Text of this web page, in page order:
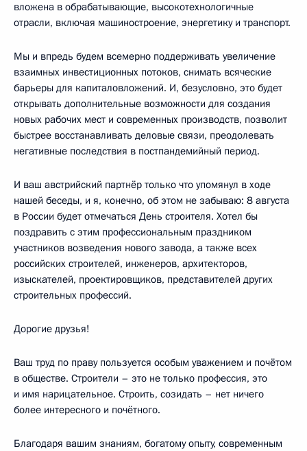
вложена в обрабатывающие, высокотехнологичные
отрасли, включая машиностроение, энергетику и транспорт.
Мы и впредь будем всемерно поддерживать увеличение
взаимных инвестиционных потоков, снимать всяческие
барьеры для капиталовложений. И, безусловно, это будет
открывать дополнительные возможности для создания
новых рабочих мест и современных производств, позволит
быстрее восстанавливать деловые связи, преодолевать
негативные последствия в постпандемийный период.
И ваш австрийский партнёр только что упомянул в ходе
нашей беседы, и я, конечно, об этом не забываю: 8 августа
в России будет отмечаться День строителя. Хотел бы
поздравить с этим профессиональным праздником
участников возведения нового завода, а также всех
российских строителей, инженеров, архитекторов,
изыскателей, проектировщиков, представителей других
строительных профессий.
Дорогие друзья!
Ваш труд по праву пользуется особым уважением и почётом
в обществе. Строители – это не только профессия, это
и имя нарицательное. Строить, созидать – нет ничего
более интересного и почётного.
Благодаря вашим знаниям, богатому опыту, современным